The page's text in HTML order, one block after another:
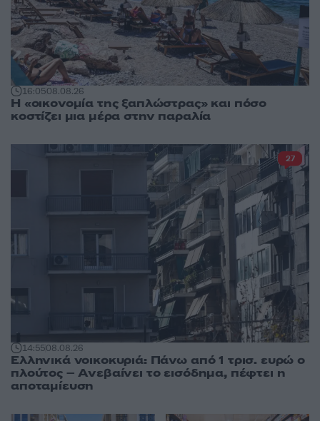
16:0508.08.26
Η «οικονομία της ξαπλώστρας» και πόσο
κοστίζει μια μέρα στην παραλία
14:5508.08.26
Ελληνικά νοικοκυριά: Πάνω από 1 τρισ. ευρώ ο
πλούτος – Ανεβαίνει το εισόδημα, πέφτει η
αποταμίευση
27